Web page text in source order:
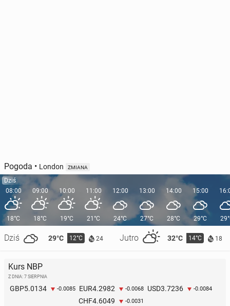
Pogoda • London ZMIANA
Dziś
08:00
18°C
Dziś 29°C 12°C 24 Jutro 32°C 14°C 18
09:00
18°C
10:00
19°C
11:00
21°C
12:00
24°C
13:00
27°C
14:00
28°C
15:00
29°C
Kurs NBP
Z DNIA: 7 SIERPNIA
GBP5.0134 -0.0085 EUR4.2982 -0.0068 USD3.7236 -0.0084
CHF4.6049 -0.0031